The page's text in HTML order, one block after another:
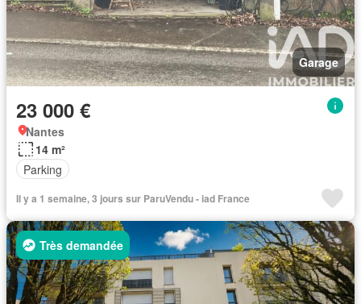
Garage
23 000 €
Nantes
14 m²
Parking
Il y a 1 semaine, 3 jours sur ParuVendu - iad France
Très demandée